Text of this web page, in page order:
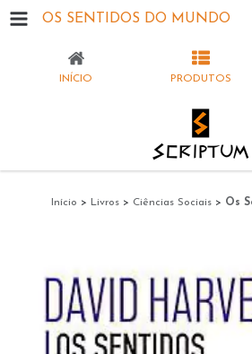
OS SENTIDOS DO MUNDO
INÍCIO PRODUTOS
Início > Livros > Ciências Sociais > Os